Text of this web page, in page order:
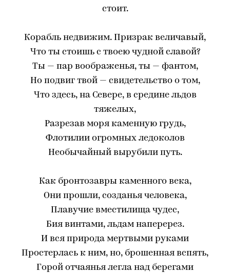
стоит.
Корабль недвижим. Призрак величавый,
Что ты стоишь с твоею чудной славой?
Ты — пар воображенья, ты — фантом,
Но подвиг твой — свидетельство о том,
Что здесь, на Севере, в средине льдов
тяжелых,
Разрезав моря каменную грудь,
Флотилии огромных ледоколов
Необычайный вырубили путь.
Как бронтозавры каменного века,
Они прошли, созданья человека,
Плавучие вместилища чудес,
Бия винтами, льдам наперерез.
И вся природа мертвыми руками
Простерлась к ним, но, брошенная вспять,
Горой отчаянья легла над берегами